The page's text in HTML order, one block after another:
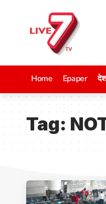
Home Epaper देश
Tag: